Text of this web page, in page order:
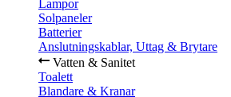
Lampor
Solpaneler
Batterier
Anslutningskablar, Uttag & Brytare
Vatten & Sanitet
Toalett
Blandare & Kranar